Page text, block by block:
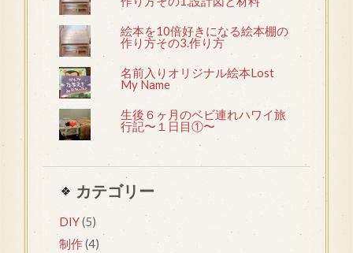
絵本を10倍好きになる絵本棚の
作り方その3.作り方
名前入りオリジナル絵本Lost
My Name
生後６ヶ月のベビ連れハワイ旅
行記〜１日目①〜
カテゴリー
DIY(5)
制作(4)